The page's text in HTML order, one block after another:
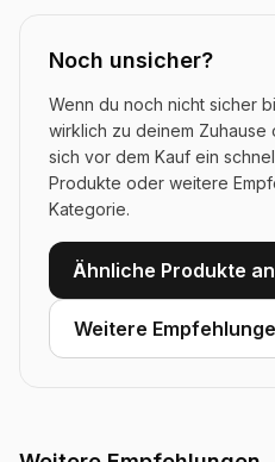
Noch unsicher?
Wenn du noch nicht sicher
wirklich zu deinem Zuhause
sich vor dem Kauf ein
Produkte oder weitere
Kategorie.
Ähnliche Produkte
Weitere